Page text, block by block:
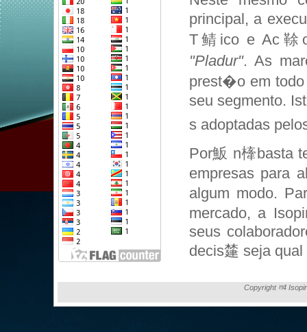
principal, a
T鲭ico e Ac䩣
"Pladur". As
prest�o em
seu segmento.
s adoptadas
Por魬 n㯠basta
empresas para
algum modo.
mercado, a
seus
decis㯬 seja
Copyright ⰱ4